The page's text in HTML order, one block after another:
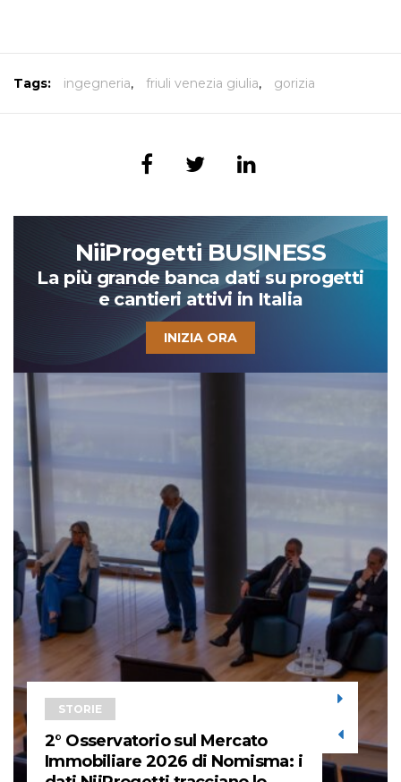
Tags: ingegneria, friuli venezia giulia, gorizia
NiiProgetti BUSINESS
La più grande banca dati su progetti
e cantieri attivi in Italia
INIZIA ORA
STORIE
2° Osservatorio sul Mercato
Immobiliare 2026 di Nomisma: i